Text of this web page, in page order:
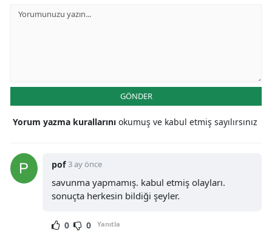
GÖNDER
Yorum yazma kurallarını okumuş ve kabul etmiş sayılırsınız
pof 3 ay önce
savunma yapmamış. kabul etmiş olayları.
sonuçta herkesin bildiği şeyler.
0 0 Yanıtla